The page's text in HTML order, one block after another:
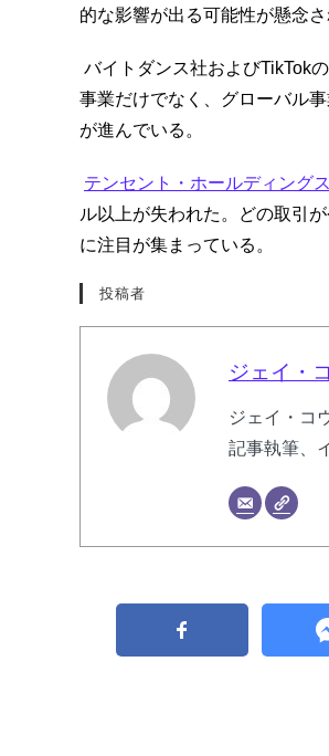
的な影響が出る可能性が懸念さ
バイトダンス社およびTikTok
事業だけでなく、グローバル
が進んでいる。
テンセント・ホールディング
ル以上が失われた。どの取引
に注目が集まっている。
投稿者
ジェイ・
ジェイ・コ
記事執筆、